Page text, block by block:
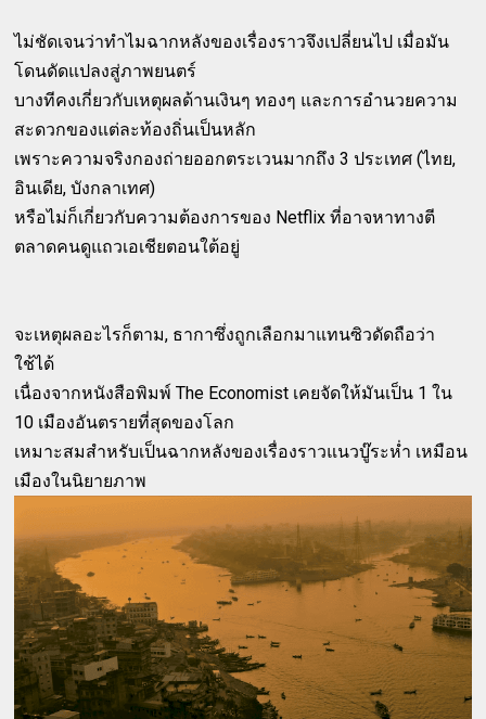
ไม่ชัดเจนว่าทำไมฉากหลังของเรื่องราวจึงเปลี่ยนไป เมื่อมัน
โดนดัดแปลงสู่ภาพยนตร์
บางทีคงเกี่ยวกับเหตุผลด้านเงินๆ ทองๆ และการอำนวยความ
สะดวกของแต่ละท้องถิ่นเป็นหลัก
เพราะความจริงกองถ่ายออกตระเวนมากถึง 3 ประเทศ (ไทย,
อินเดีย, บังกลาเทศ)
หรือไม่ก็เกี่ยวกับความต้องการของ Netflix ที่อาจหาทางตี
ตลาดคนดูแถวเอเชียตอนใต้อยู่
จะเหตุผลอะไรก็ตาม, ธากาซึ่งถูกเลือกมาแทนซิวดัดถือว่า
ใช้ได้
เนื่องจากหนังสือพิมพ์ The Economist เคยจัดให้มันเป็น 1 ใน
10 เมืองอันตรายที่สุดของโลก
เหมาะสมสำหรับเป็นฉากหลังของเรื่องราวแนวบู๊ระห่ำ เหมือน
เมืองในนิยายภาพ